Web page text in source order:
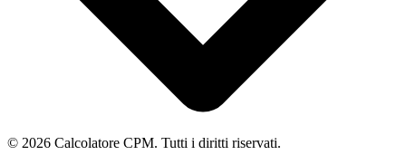
© 2026 Calcolatore CPM. Tutti i diritti riservati.